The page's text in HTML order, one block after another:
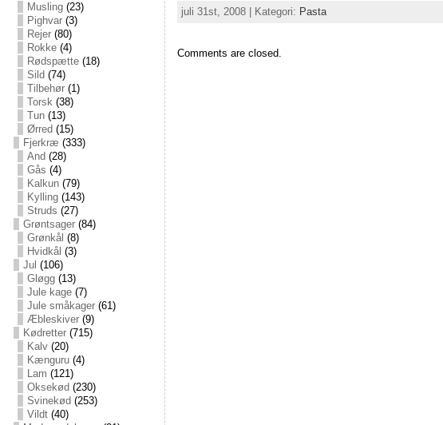
Musling(23)
Pighvar(3)
Rejer(80)
Rokke(4)
Rødspætte(18)
Sild (74)
Tilbehør(1)
Torsk(38)
Tun(13)
Ørred (15)
Fjerkræ (333)
And (28)
Gås (4)
Kalkun(79)
Kylling(143)
Struds (27)
Grøntsager(84)
Grønkål (8)
Hvidkål (3)
Jul (106)
Gløgg(13)
Jule kage(7)
Jule småkager(61)
Æbleskiver(9)
Kødretter(715)
Kalv(20)
Kænguru(4)
Lam (121)
Oksekød (230)
Svinekød (253)
Vildt(40)
juli 31st, 2008 | Kategori: Pasta
Comments are closed.